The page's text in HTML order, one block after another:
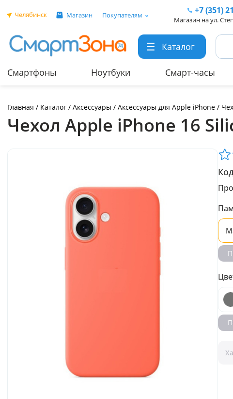
Челябинск Магазин Покупателям +7 (351)
Магазин на ул.
Каталог
Смартфоны Ноутбуки Смарт-часы
Главная / Каталог / Аксессуары / Аксессуары для Apple iPhone /
Чехол Apple iPhone 16